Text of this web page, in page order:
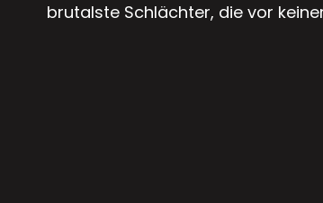
brutalste Schlächter, die vor